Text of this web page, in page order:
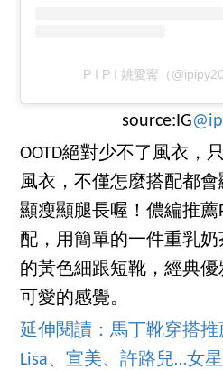
P I P I 姚愛寗（
source:IG
OOTD絕對少不了風衣，
風衣，不僅怎麼搭配都
顯瘦顯腿長喔！儂編推薦
配，用簡單的一件重乳
的黃色細跟短靴，經典
可愛的感覺。
延伸閱讀：馬丁靴穿搭推
Lisa、宣美、許路兒…女